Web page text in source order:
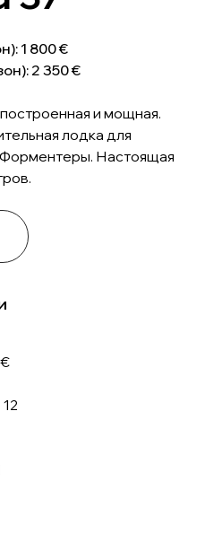
1 800 €
2 350 €
и мощная.
лодка для
Настоящая